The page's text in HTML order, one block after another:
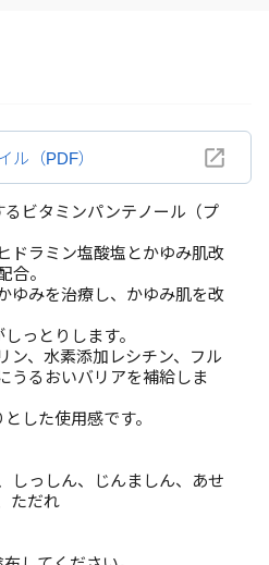
ル（PDF）
ビタミンパンテノール（プ
ドラミン塩酸塩とかゆみ肌改
合。
ゆみを治療し、かゆみ肌を改
っとりします。
ン、水素添加レシチン、フル
うるおいバリアを補給しま
した使用感です。
しっしん、じんましん、あせ
ただれ